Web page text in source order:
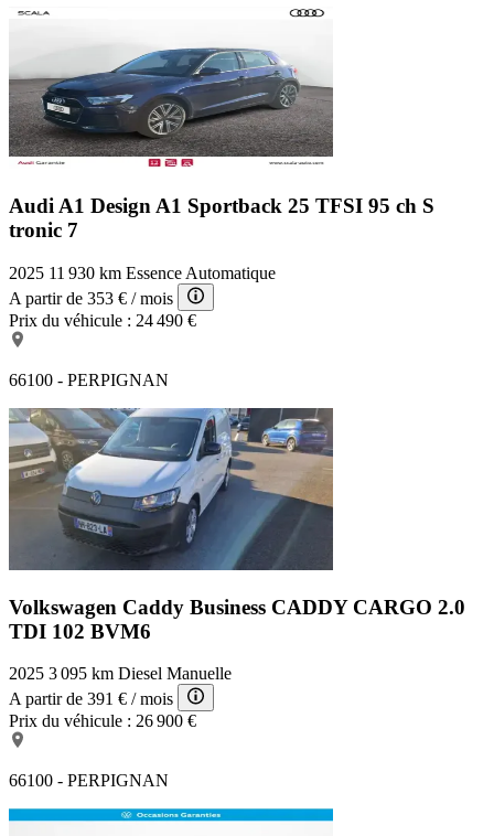
Audi A1 Design A1 Sportback 25 TFSI 95 ch S
tronic 7
2025 11 930 km Essence Automatique
A partir de 353 € / mois
Prix du véhicule : 24 490 €
66100 - PERPIGNAN
Volkswagen Caddy Business CADDY CARGO 2.0
TDI 102 BVM6
2025 3 095 km Diesel Manuelle
A partir de 391 € / mois
Prix du véhicule : 26 900 €
66100 - PERPIGNAN